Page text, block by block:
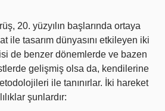
20. yüzyılın başlarında ortaya
ile tasarım dünyasını etkileyen iki
de benzer dönemlerde ve bazen
gelişmiş olsa da, kendilerine
ile tanınırlar. İki hareket
şunlardır: